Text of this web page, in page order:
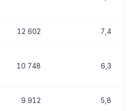
12 602 7,4
10 748 6,3
9 912 5,8